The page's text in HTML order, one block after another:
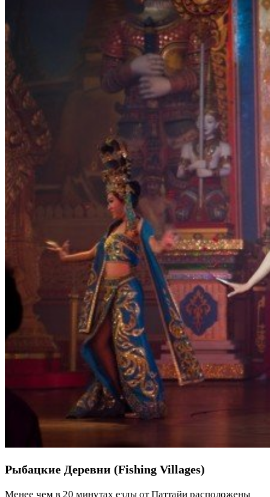
Рыбацкие Деревни (Fishing Villages)
Менее чем в 20 минутах езды от Паттайи расположены